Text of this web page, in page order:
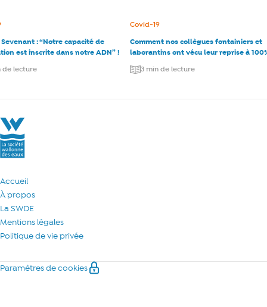
Sevenant : “Notre capacité de
est inscrite dans notre ADN” !
:
de lecture
Comment nos collègues fontainiers et
laborantins ont vécu leur reprise à
Catégorie :
Covid-19
3 min de lecture
La Société Wallonne des Eaux
Accueil
À propos
La SWDE
Mentions légales
Politique de vie privée
Paramètres de cookies